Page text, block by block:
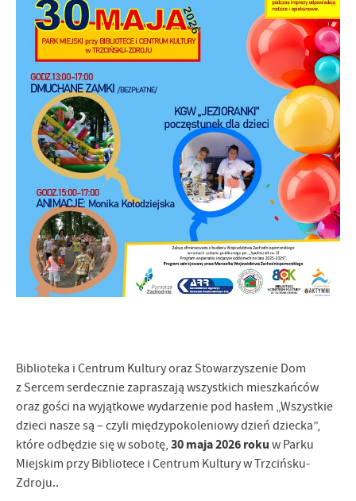
Biblioteka i Centrum Kultury oraz Stowarzyszenie Dom
z Sercem serdecznie zapraszają wszystkich mieszkańców
oraz gości na wyjątkowe wydarzenie pod hasłem „Wszystkie
dzieci nasze są – czyli międzypokoleniowy dzień dziecka”,
które odbędzie się w sobotę, 30 maja 2026 roku w Parku
Miejskim przy Bibliotece i Centrum Kultury w Trzcińsku-
Zdroju..
Firmy te działają w charakterze pośredników prezentujących nasze
treści w postaci wiadomości, ofert, komunikatów mediów
społecznościowych.